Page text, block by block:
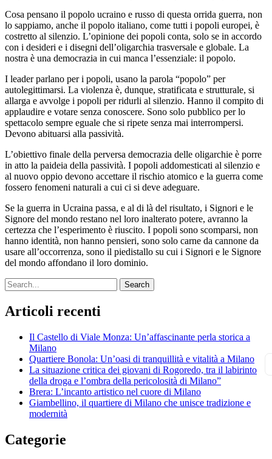
Cosa pensano il popolo ucraino e russo di questa orrida guerra, non
lo sappiamo, anche il popolo italiano, come tutti i popoli europei, è
costretto al silenzio. L’opinione dei popoli conta, solo se in accordo
con i desideri e i disegni dell’oligarchia trasversale e globale. La
nostra è una democrazia in cui manca l’essenziale: il popolo.
I leader parlano per i popoli, usano la parola “popolo” per
autolegittimarsi. La violenza è, dunque, stratificata e strutturale, si
allarga e avvolge i popoli per ridurli al silenzio. Hanno il compito di
applaudire e votare senza conoscere. Sono solo pubblico per lo
spettacolo sempre eguale che si ripete senza mai interrompersi.
Devono abituarsi alla passività.
L’obiettivo finale della perversa democrazia delle oligarchie è porre
in atto la paideia della passività. I popoli addomesticati al silenzio e
al nuovo oppio devono accettare il rischio atomico e la guerra come
fossero fenomeni naturali a cui ci si deve adeguare.
Se la guerra in Ucraina passa, e al di là del risultato, i Signori e le
Signore del mondo restano nel loro inalterato potere, avranno la
certezza che l’esperimento è riuscito. I popoli sono scomparsi, non
hanno identità, non hanno pensieri, sono solo carne da cannone da
usare all’occorrenza, sono il piedistallo su cui i Signori e le Signore
del mondo affondano il loro dominio.
Search
Articoli recenti
Il Castello di Viale Monza: Un’affascinante perla storica a
Milano
Quartiere Bonola: Un’oasi di tranquillità e vitalità a Milano
La situazione critica dei giovani di Rogoredo, tra il labirinto
della droga e l’ombra della pericolosità di Milano”
Brera: L’incanto artistico nel cuore di Milano
Giambellino, il quartiere di Milano che unisce tradizione e
modernità
Categorie